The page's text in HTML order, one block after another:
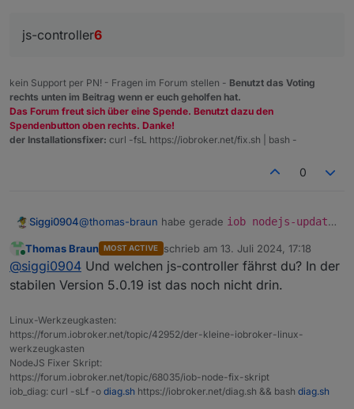
js-controller6
kein Support per PN! - Fragen im Forum stellen - Benutzt das Voting
rechts unten im Beitrag wenn er euch geholfen hat.
Das Forum freut sich über eine Spende. Benutzt dazu den
Spendenbutton oben rechts. Danke!
der Installationsfixer: curl -fsL https://iobroker.net/fix.sh | bash -
0
Siggi0904@thomas-braun habe gerade iob nodejs-update
Online
Thomas Braun MOST ACTIVE schrieb am 13. Juli 2024, 17:18
zuletzt editiert von
@siggi0904 Und welchen js-controller fährst du? In der
stabilen Version 5.0.19 ist das noch nicht drin.
Linux-Werkzeugkasten:
https://forum.iobroker.net/topic/42952/der-kleine-iobroker-linux-
werkzeugkasten
NodeJS Fixer Skript:
https://forum.iobroker.net/topic/68035/iob-node-fix-skript
iob_diag: curl -sLf -o diag.sh https://iobroker.net/diag.sh && bash diag.sh